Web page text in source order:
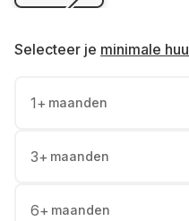
Selecteer je minimale
1+ maanden
3+ maanden
6+ maanden